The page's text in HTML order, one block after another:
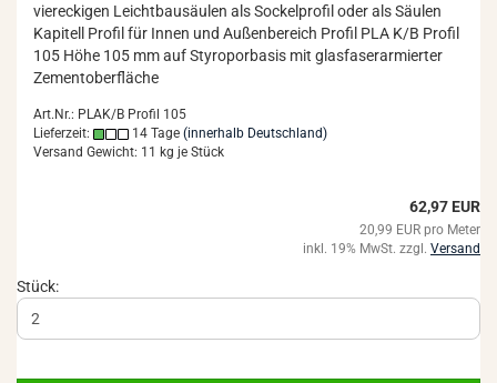
vier­ecki­gen Leicht­bau­säu­len als So­ckel­pro­fil oder als Säu­len
Ka­pi­tell Pro­fil für Innen und Au­ßen­be­reich Pro­fil PLA K/B Pro­fil
105 Höhe 105 mm auf Sty­ro­por­ba­sis mit glas­fa­ser­ar­mier­ter
Ze­ment­ober­flä­che
Art.Nr.: PLAK/B Profil 105
Lieferzeit:
14 Tage (innerhalb Deutschland)
Versand Gewicht: 11 kg je Stück
62,97 EUR
20,99 EUR pro Meter
inkl. 19% MwSt. zzgl. Versand
Stück: